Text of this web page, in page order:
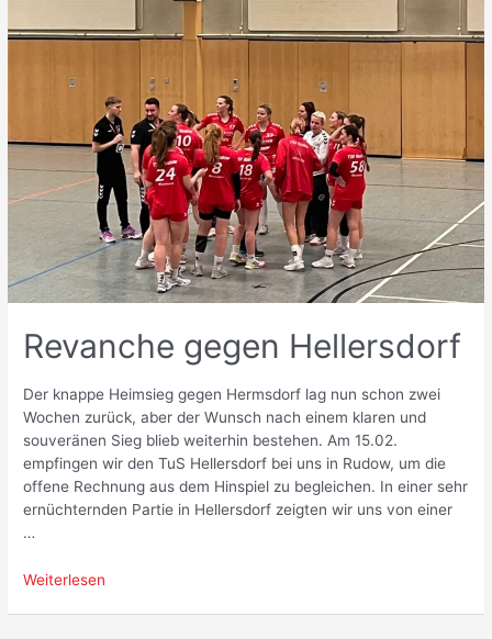
Revanche gegen Hellersdorf
Der knappe Heimsieg gegen Hermsdorf lag nun schon zwei
Wochen zurück, aber der Wunsch nach einem klaren und
souveränen Sieg blieb weiterhin bestehen. Am 15.02.
empfingen wir den TuS Hellersdorf bei uns in Rudow, um die
offene Rechnung aus dem Hinspiel zu begleichen. In einer sehr
ernüchternden Partie in Hellersdorf zeigten wir uns von einer
…
Revanche
Weiterlesen